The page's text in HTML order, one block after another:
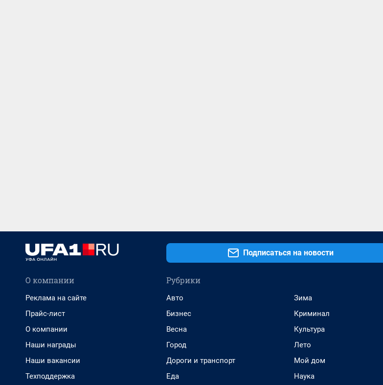
Подписаться на новости
О компании
Реклама на сайте
Прайс-лист
О компании
Наши награды
Наши вакансии
Техподдержка
Рубрики
Авто
Бизнес
Весна
Город
Дороги и транспорт
Еда
Зима
Криминал
Культура
Лето
Мой дом
Наука